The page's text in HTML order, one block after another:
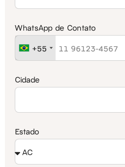
WhatsApp de Contato
+55
+55
Cidade
Estado